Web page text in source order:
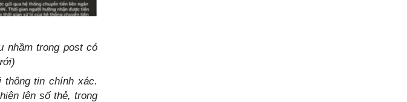
nhầm trong post có
thông tin chính xác.
lên số thẻ, trong